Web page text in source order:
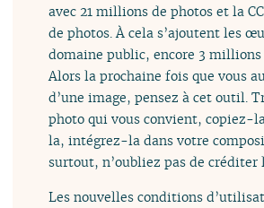
avec 21 millions de photos et la
de photos. À cela s’ajoutent les
domaine public, encore 3 millions
Alors la prochaine fois que vous
d’une image, pensez à cet outil.
photo qui vous convient, copiez-
la, intégrez-la dans votre
surtout, n’oubliez pas de créditer
Les nouvelles conditions